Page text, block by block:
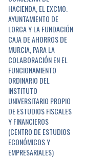
HACIENDA, EL EXCMO.
AYUNTAMIENTO DE
LORCA Y LA FUNDACIÓN
CAJA DE AHORROS DE
MURCIA, PARA LA
COLABORACIÓN EN EL
FUNCIONAMIENTO
ORDINARIO DEL
INSTITUTO
UNIVERSITARIO PROPIO
DE ESTUDIOS FISCALES
Y FINANCIEROS
(CENTRO DE ESTUDIOS
ECONÓMICOS Y
EMPRESARIALES)